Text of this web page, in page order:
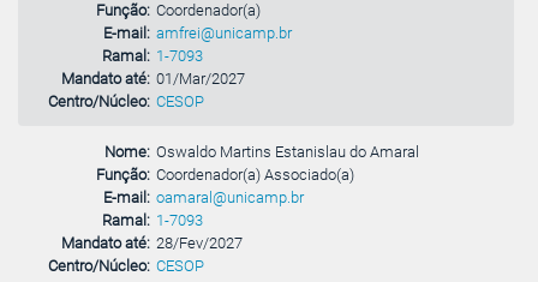
Função: Coordenador(a)
E-mail: amfrei@unicamp.br
Ramal: 1-7093
Mandato até: 01/Mar/2027
Centro/Núcleo: CESOP
Nome: Oswaldo Martins Estanislau do Amaral
Função: Coordenador(a) Associado(a)
E-mail: oamaral@unicamp.br
Ramal: 1-7093
Mandato até: 28/Fev/2027
Centro/Núcleo: CESOP